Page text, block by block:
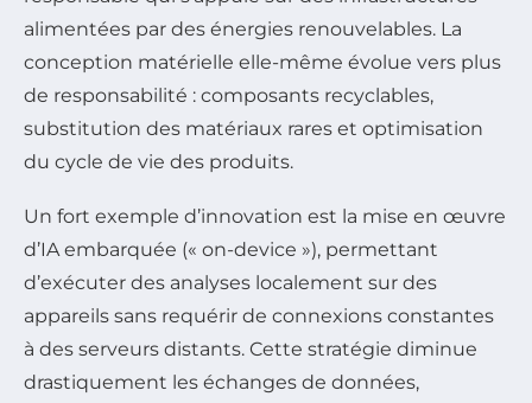
alimentées par des énergies renouvelables. La
conception matérielle elle-même évolue vers plus
de responsabilité : composants recyclables,
substitution des matériaux rares et optimisation
du cycle de vie des produits.
Un fort exemple d’innovation est la mise en œuvre
d’IA embarquée (« on-device »), permettant
d’exécuter des analyses localement sur des
appareils sans requérir de connexions constantes
à des serveurs distants. Cette stratégie diminue
drastiquement les échanges de données,